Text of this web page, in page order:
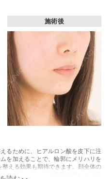
施術後
るために、ヒアルロン酸を皮下に注
を加えることで、輪郭にメリハリを
える効果も期待できます。顔全体の
が引っ込んで見える方に適したプチ